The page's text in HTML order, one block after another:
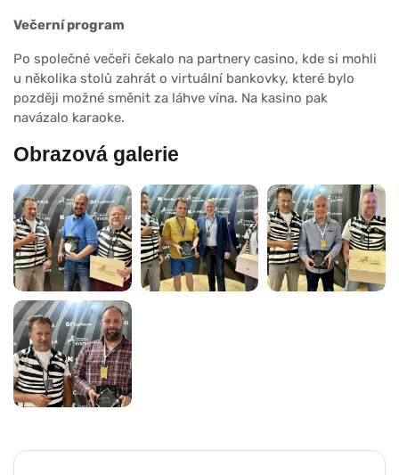
Večerní program
Po společné večeři čekalo na partnery casino, kde si mohli
u několika stolů zahrát o virtuální bankovky, které bylo
později možné směnit za láhve vína. Na kasino pak
navázalo karaoke.
Obrazová galerie